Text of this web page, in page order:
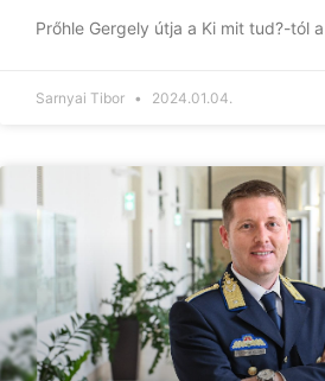
Prőhle Gergely útja a Ki mit tud?-tól
Sarnyai Tibor 2024.01.04.